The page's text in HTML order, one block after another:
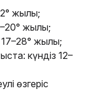
жылы;
жылы;
17–28° жылы;
күндіз 12–
өзгеріс